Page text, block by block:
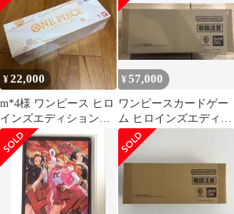
¥22,000
m*4様 ワンピース ヒロ
インズエディションス
ペシャルセット
¥57,000
ワンピースカードゲー
ム ヒロインズエディシ
ョン スペシャルセット